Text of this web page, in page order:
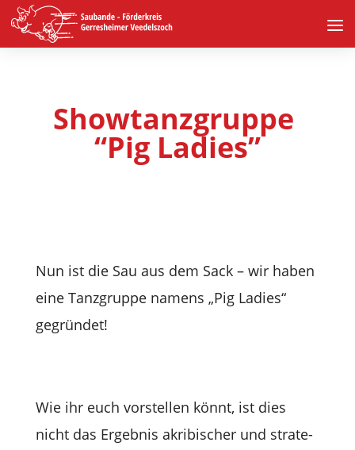
Show­tanz­gruppe
“Pig Ladies”
Nun ist die Sau aus dem Sack – wir haben
eine Tanz­gruppe namens „Pig Ladies“
gegründet!
Wie ihr euch vor­stel­len könnt, ist dies
nicht das Ergeb­nis akri­bi­scher und stra­te­